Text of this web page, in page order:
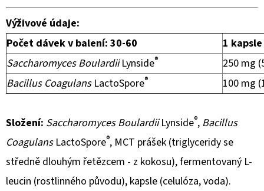
Výživové údaje:
Počet dávek v balení: 30-60
1 kapsle
Saccharomyces BoulardiiLynside®
250 mg
Bacillus CoagulansLactoSpore® 100 mg
Složení: Saccharomyces BoulardiiLynside®, Bacillus
CoagulansLactoSpore®, MCT prášek (triglyceridy se
středně dlouhým řetězcem - z kokosu), fermentovaný L-
leucin (rostlinného původu), kapsle (celulóza, voda).